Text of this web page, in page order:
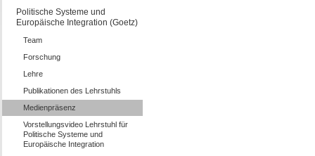
Politische Systeme und
Europäische Integration (Goetz)
Team
Forschung
Lehre
Publikationen des Lehrstuhls
Medienpräsenz
Vorstellungsvideo Lehrstuhl für
Politische Systeme und
Europäische Integration